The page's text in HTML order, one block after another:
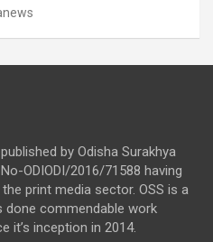
by Odisha Surakhya
ODIODI/2016/71588 having
print media sector. OSS is a
commendable work
it’s inception in 2014.